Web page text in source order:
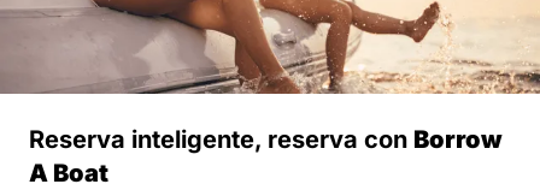
Reserva inteligente, reserva con Borrow
A Boat